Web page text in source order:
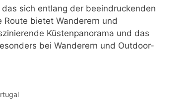
sich entlang der beeindruckenden
bietet Wanderern und
Küstenpanorama und das
bei Wanderern und Outdoor-